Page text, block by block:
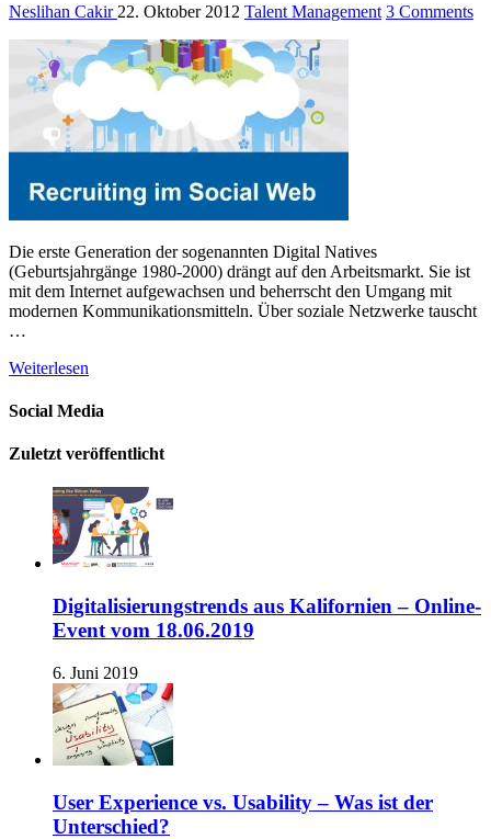
Neslihan Cakir 22. Oktober 2012 Talent Management 3 Comments
Die erste Generation der sogenannten Digital Natives
(Geburtsjahrgänge 1980-2000) drängt auf den Arbeitsmarkt. Sie ist
mit dem Internet aufgewachsen und beherrscht den Umgang mit
modernen Kommunikationsmitteln. Über soziale Netzwerke tauscht
…
Weiterlesen
Social Media
Zuletzt veröffentlicht
Digitalisierungstrends aus Kalifornien – Online-
Event vom 18.06.2019
6. Juni 2019
User Experience vs. Usability – Was ist der
Unterschied?